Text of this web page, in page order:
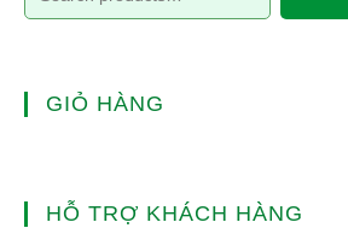
GIỎ HÀNG
HỖ TRỢ KHÁCH HÀNG